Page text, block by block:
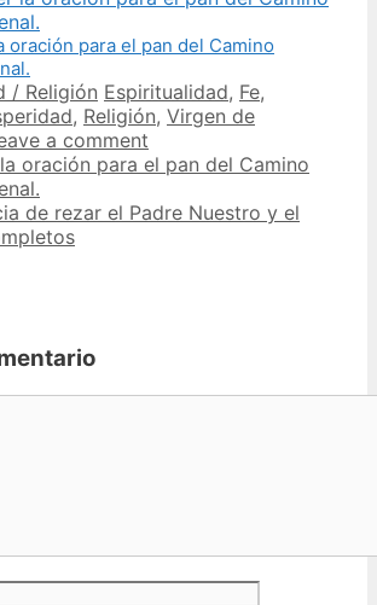
oración para el pan del Camino
/ Religión Tags
Espiritualidad, Fe,
, Religión, Virgen de
a comment
oración para el pan del Camino
de rezar el Padre Nuestro y el